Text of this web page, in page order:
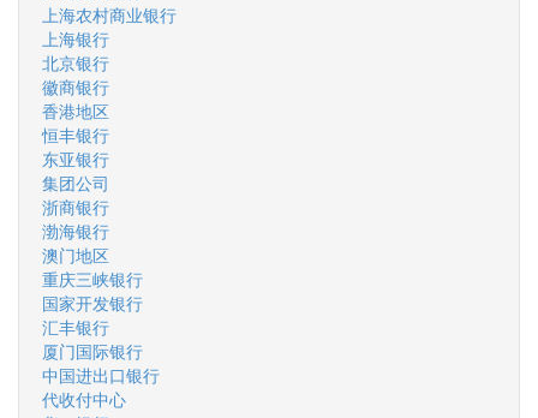
上海农村商业银行
上海银行
北京银行
徽商银行
香港地区
恒丰银行
东亚银行
集团公司
浙商银行
渤海银行
澳门地区
重庆三峡银行
国家开发银行
汇丰银行
厦门国际银行
中国进出口银行
代收付中心